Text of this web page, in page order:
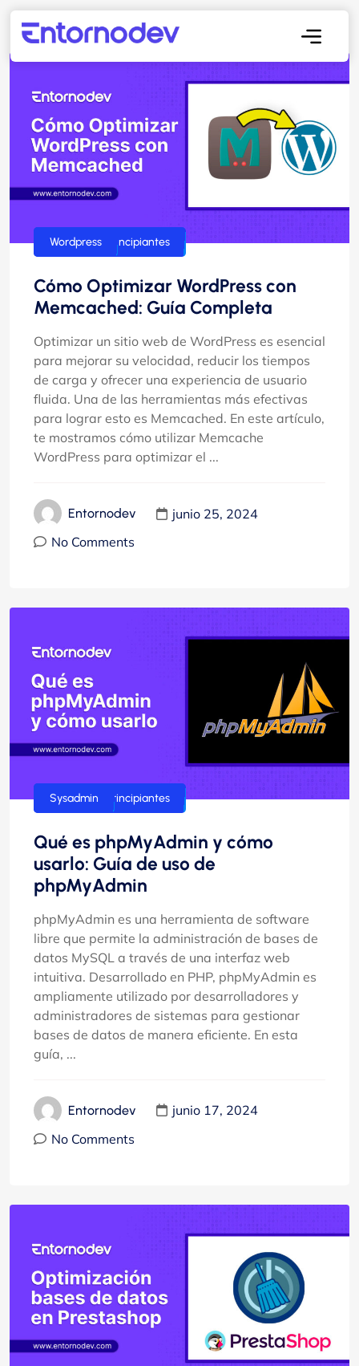
Guías para principiantes
Wordpress
Cómo Optimizar WordPress con
Memcached: Guía Completa
Optimizar un sitio web de WordPress es esencial
para mejorar su velocidad, reducir los tiempos
de carga y ofrecer una experiencia de usuario
fluida. Una de las herramientas más efectivas
para lograr esto es Memcached. En este artículo,
te mostramos cómo utilizar Memcache
WordPress para optimizar el ...
Entornodev
junio 25, 2024
No Comments
Guías para principiantes
Sysadmin
Qué es phpMyAdmin y cómo
usarlo: Guía de uso de
phpMyAdmin
phpMyAdmin es una herramienta de software
libre que permite la administración de bases de
datos MySQL a través de una interfaz web
intuitiva. Desarrollado en PHP, phpMyAdmin es
ampliamente utilizado por desarrolladores y
administradores de sistemas para gestionar
bases de datos de manera eficiente. En esta
guía, ...
Entornodev
junio 17, 2024
No Comments